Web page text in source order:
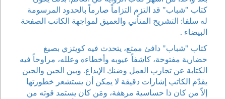
كتاب "شباب" قد التزم التزاماً صارماً بالحدود المرسومة
له سلفا: التشريح المتأني والعميق لمواجهة الكاتب الصفحة
البيضاء .
كتاب "شباب" دافئ ممتع، يتحدث فيه كويتزي بصيغ
حضارية مفتوحة، كاشفاً عيوبه وأخطاءه وعلله، مراوحاً فيه
الكتابة عن تجارب العمل وضنك الإبداع. وبين الحين والحين
يقدّم الكاتب إشارات دقيقة لا يمكن أن يستشعر خطورتها
إلاّ من كان ذا حساسية مرهفة، ومَن كان يستمد قوته من